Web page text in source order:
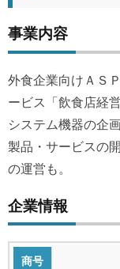
事業内容
外食企業向けＡＳ
ービス「飲食店経
システム機器の企
製品・サービスの
の運営も。
企業情報
商号